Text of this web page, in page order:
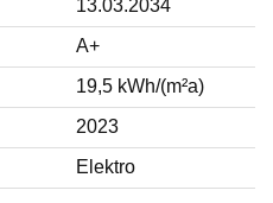
13.03.2034
A+
19,5 kWh/(m²a)
2023
Elektro